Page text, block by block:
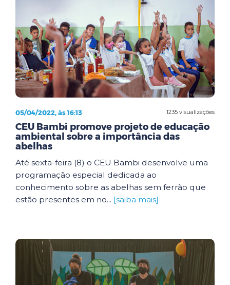
1235 visualizações
05/04/2022, às 16:13
CEU Bambi promove projeto de educação
ambiental sobre a importância das
abelhas
Até sexta-feira (8) o CEU Bambi desenvolve uma
programação especial dedicada ao
conhecimento sobre as abelhas sem ferrão que
estão presentes em no... [saiba mais]